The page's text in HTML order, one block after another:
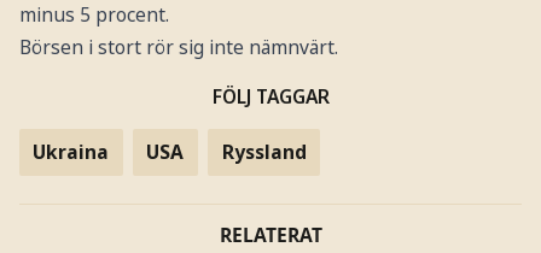
minus 5 procent.
Börsen i stort rör sig inte nämnvärt.
FÖLJ TAGGAR
Ukraina USA Ryssland
RELATERAT